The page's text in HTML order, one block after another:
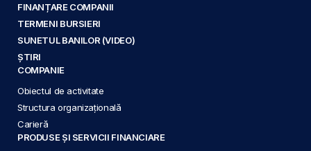
FINANȚARE COMPANII
TERMENI BURSIERI
SUNETUL BANILOR (VIDEO)
ȘTIRI
COMPANIE
Obiectul de activitate
Structura organizațională
Carieră
PRODUSE ȘI SERVICII FINANCIARE